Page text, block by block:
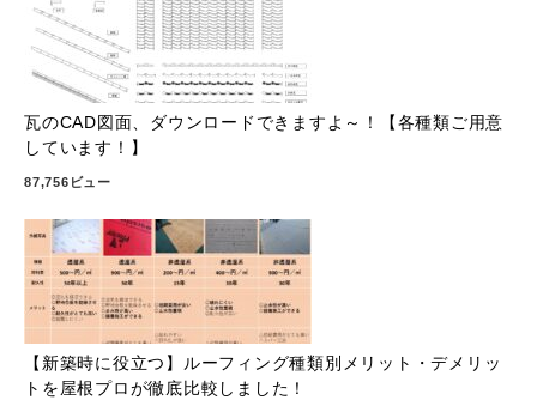
瓦のCAD図面、ダウンロードできますよ～！【各種類ご用意
しています！】
87,756ビュー
【新築時に役立つ】ルーフィング種類別メリット・デメリッ
トを屋根プロが徹底比較しました！